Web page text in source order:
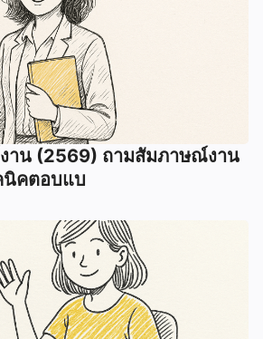
าน (2569) ถามสัมภาษณ์งาน
นิคตอบแบ